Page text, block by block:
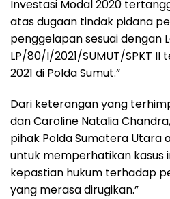
Investasi Modal 2020
atas dugaan tindak pidana
penggelapan sesuai dengan
LP/80/I/2021/SUMUT/SPKT II
2021 di Polda Sumut.”
Dari keterangan yang
dan Caroline Natalia
pihak Polda Sumatera Utara
untuk memperhatikan kasus
kepastian hukum terhadap
yang merasa dirugikan.”